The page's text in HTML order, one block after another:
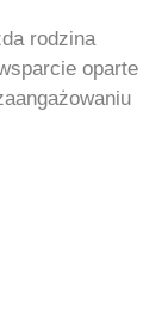
rodzina
oparte